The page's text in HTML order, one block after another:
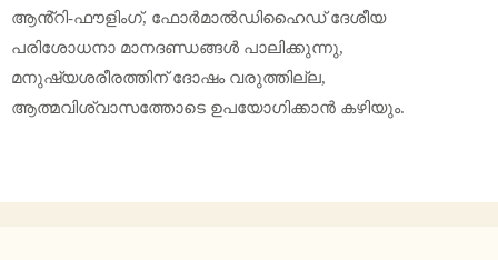
ആൻ്റി-ഫൗളിംഗ്, ഫോർമാൽഡിഹൈഡ് ദേശീയ
പരിശോധനാ മാനദണ്ഡങ്ങൾ പാലിക്കുന്നു,
മനുഷ്യശരീരത്തിന് ദോഷം വരുത്തില്ല,
ആത്മവിശ്വാസത്തോടെ ഉപയോഗിക്കാൻ കഴിയും.